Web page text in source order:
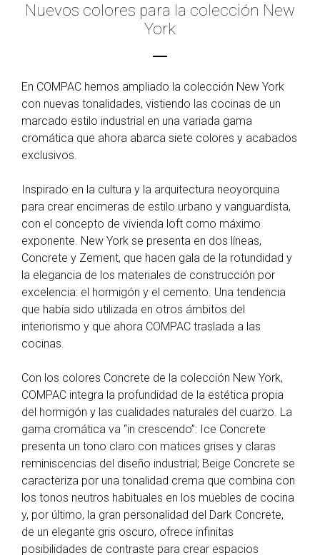
Nuevos colores para la colección New
York
En COMPAC hemos ampliado la colección New York
con nuevas tonalidades, vistiendo las cocinas de un
marcado estilo industrial en una variada gama
cromática que ahora abarca siete colores y acabados
exclusivos.
Inspirado en la cultura y la arquitectura neoyorquina
para crear encimeras de estilo urbano y vanguardista,
con el concepto de vivienda loft como máximo
exponente. New York se presenta en dos líneas,
Concrete y Zement, que hacen gala de la rotundidad y
la elegancia de los materiales de construcción por
excelencia: el hormigón y el cemento. Una tendencia
que había sido utilizada en otros ámbitos del
interiorismo y que ahora COMPAC traslada a las
cocinas.
Con los colores Concrete de la colección New York,
COMPAC integra la profundidad de la estética propia
del hormigón y las cualidades naturales del cuarzo. La
gama cromática va “in crescendo”: Ice Concrete
presenta un tono claro con matices grises y claras
reminiscencias del diseño industrial; Beige Concrete se
caracteriza por una tonalidad crema que combina con
los tonos neutros habituales en los muebles de cocina
y, por último, la gran personalidad del Dark Concrete,
de un elegante gris oscuro, ofrece infinitas
posibilidades de contraste para crear espacios